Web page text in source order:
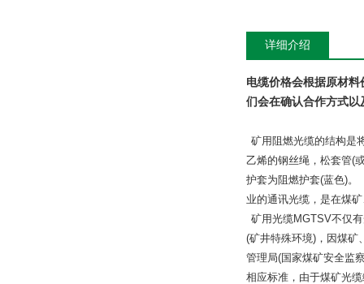
详细介绍
电缆价格会根据原材
们会在确认合作方式
矿用阻燃光缆的结构是
乙烯的钢丝绳，松套管(
护套为阻燃护套(蓝色)。
业的通讯光缆，是在煤
矿用光缆MGTSV不仅
(矿井特殊环境) ，因煤
管理局(国家煤矿安全监
相应标准，由于煤矿光